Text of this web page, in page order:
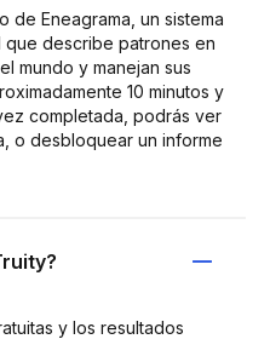
de Eneagrama, un sistema
describe patrones en
mundo y manejan sus
10 minutos y
completada, podrás ver
o desbloquear un informe
y los resultados